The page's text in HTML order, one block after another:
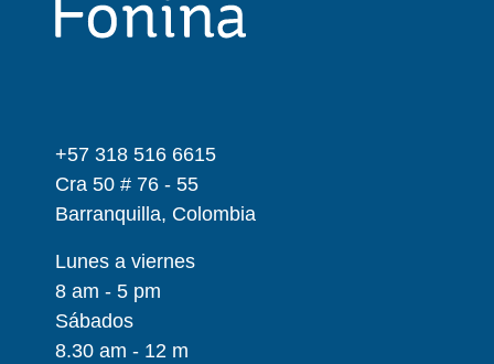
+57 318 516 6615
Cra 50 # 76 - 55
Barranquilla, Colombia
Lunes a viernes
8 am - 5 pm
Sábados
8.30 am - 12 m